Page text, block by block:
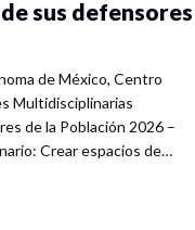
sus defensores
de México, Centro
Multidisciplinarias
de la Población 2026 –
Crear espacios de…